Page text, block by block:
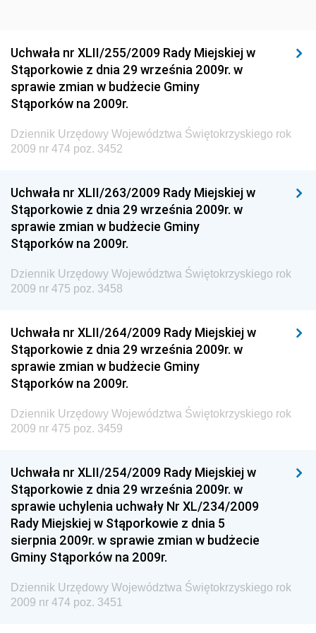
Dziennik Urzędowy Ministra Budownictwa i Przemysłu
Materiałów Budowlanych
Dziennik Urzędowy Ministra Infrastruktury i Rozwoju
Dziennik Urzędowy Głównego Inspektoratu Ochrony
Środowiska
Dziennik Urzędowy Generalnej Dyrekcji Ochrony
Dziennik Urzędowy Ministerstwa Administracji,
Gospodarki Terenowej i Ochrony Środowiska
Dziennik Urzędowy Ministerstwa Administracji i
Gospodarki Przestrzennej
Dziennik Urzędowy Unii Europejskiej, L
Dziennik Urzędowy Ministerstwa Przemysłu
Chemicznego i Lekkiego
Dziennik Urzędowy Ministerstwa Rolnictwa i
Gospodarki Żywnościowej
Dziennik Urzędowy Ministra Rodziny, Pracy i Polityki
Społecznej
Dziennik Urzędowy Ministra Rozwoju
Dziennik Urzędowy Ministra Infrastruktury i
Budownictwa
Dziennik Urzędowy Ministra Gospodarki Morskiej i
Żeglugi Śródlądowej
Dziennik Urzędowy Ministra Energii
Dziennik Urzędowy Ministra Finansów
Uchwała nr XLII/255/2009 Rady Miejskiej w
Stąporkowie z dnia 29 września 2009r. w
sprawie zmian w budżecie Gminy
Stąporków na 2009r.
Dziennik Urzędowy Województwa Świętokrzyskiego rok
2009 nr 474 poz. 3452
Uchwała nr XLII/263/2009 Rady Miejskiej w
Stąporkowie z dnia 29 września 2009r. w
sprawie zmian w budżecie Gminy
Stąporków na 2009r.
Dziennik Urzędowy Województwa Świętokrzyskiego rok
2009 nr 475 poz. 3458
Uchwała nr XLII/264/2009 Rady Miejskiej w
Stąporkowie z dnia 29 września 2009r. w
sprawie zmian w budżecie Gminy
Stąporków na 2009r.
Dziennik Urzędowy Województwa Świętokrzyskiego rok
2009 nr 475 poz. 3459
Uchwała nr XLII/254/2009 Rady Miejskiej w
Stąporkowie z dnia 29 września 2009r. w
sprawie uchylenia uchwały Nr XL/234/2009
Rady Miejskiej w Stąporkowie z dnia 5
sierpnia 2009r. w sprawie zmian w budżecie
Gminy Stąporków na 2009r.
Dziennik Urzędowy Województwa Świętokrzyskiego rok
2009 nr 474 poz. 3451